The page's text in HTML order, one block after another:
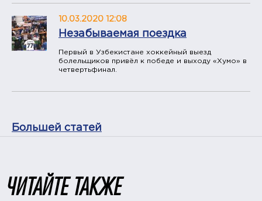
10.03.2020 12:08
​Незабываемая поездка
Первый в Узбекистане хоккейный выезд
болельщиков привёл к победе и выходу «Хумо» в
четвертьфинал.
Большей статей
ЧИТАЙТЕ ТАКЖЕ